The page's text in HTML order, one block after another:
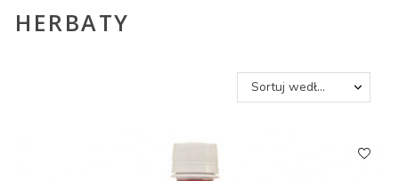
HERBATY
Sortuj według: Nazwa, A do Z